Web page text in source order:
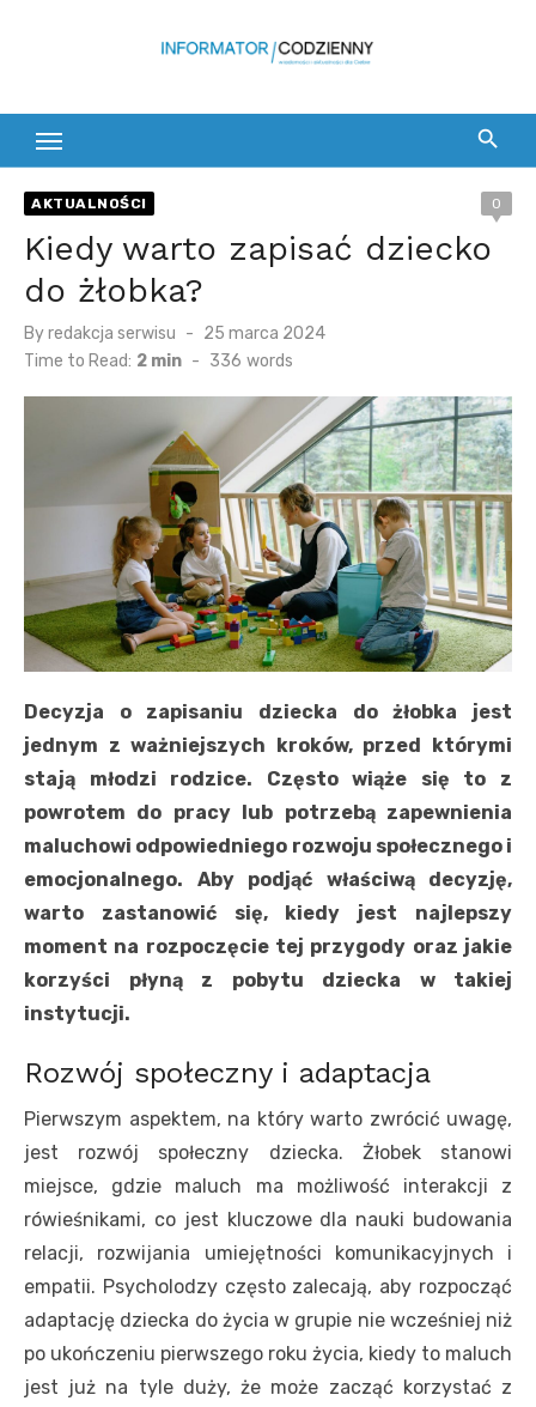
AKTUALNOŚCI 0
Kiedy warto zapisać dziecko
do żłobka?
Byredakcja serwisu
Posted
on
25 marca 2024
Time to Read: 2 min - 336 words
Decyzja o zapisaniu dziecka do żłobka jest
jednym z ważniejszych kroków, przed którymi
stają młodzi rodzice. Często wiąże się to z
powrotem do pracy lub potrzebą zapewnienia
maluchowi odpowiedniego rozwoju społecznego i
emocjonalnego. Aby podjąć właściwą decyzję,
warto zastanowić się, kiedy jest najlepszy
moment na rozpoczęcie tej przygody oraz jakie
korzyści płyną z pobytu dziecka w takiej
instytucji.
Rozwój społeczny i adaptacja
Pierwszym aspektem, na który warto zwrócić uwagę,
jest rozwój społeczny dziecka. Żłobek stanowi
miejsce, gdzie maluch ma możliwość interakcji z
rówieśnikami, co jest kluczowe dla nauki budowania
relacji, rozwijania umiejętności komunikacyjnych i
empatii. Psycholodzy często zalecają, aby rozpocząć
adaptację dziecka do życia w grupie nie wcześniej niż
po ukończeniu pierwszego roku życia, kiedy to maluch
jest już na tyle duży, że może zacząć korzystać z